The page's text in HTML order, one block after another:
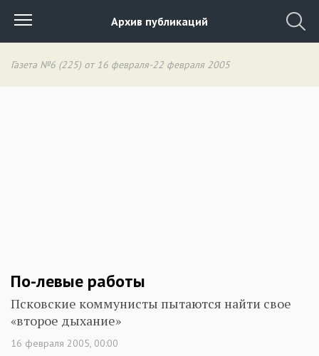
Архив публикаций
Газета №6 (225) от 16 февраля-22 февраля 2005
По-левые работы
Псковские коммунисты пытаются найти свое
«второе дыхание»
16 февраля 2005, 00:00